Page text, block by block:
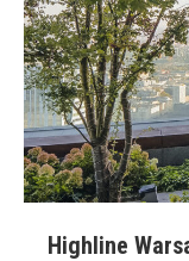
Highline